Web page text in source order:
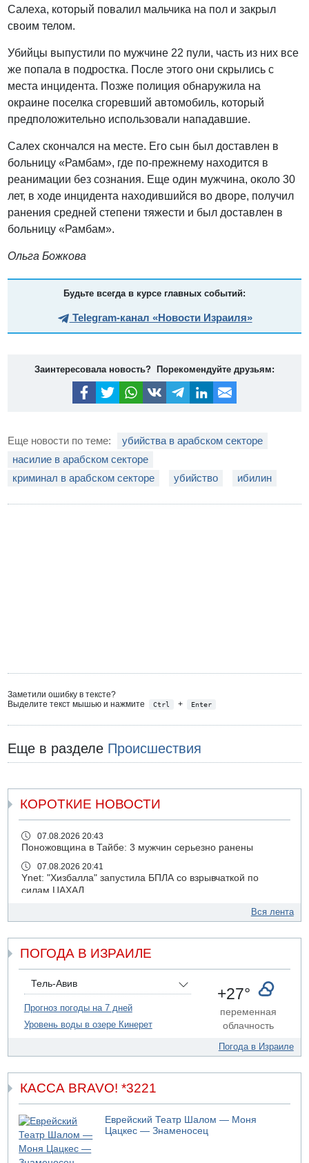
Салеха, который повалил мальчика на пол и закрыл
своим телом.
Убийцы выпустили по мужчине 22 пули, часть из них все
же попала в подростка. После этого они скрылись с
места инцидента. Позже полиция обнаружила на
окраине поселка сгоревший автомобиль, который
предположительно использовали нападавшие.
Салех скончался на месте. Его сын был доставлен в
больницу «Рамбам», где по-прежнему находится в
реанимации без сознания. Еще один мужчина, около 30
лет, в ходе инцидента находившийся во дворе, получил
ранения средней степени тяжести и был доставлен в
больницу «Рамбам».
Ольга Божкова
Будьте всегда в курсе главных событий:
Telegram-канал «Новости Израиля»
Заинтересовала новость? Порекомендуйте друзьям:
Еще новости по теме:
убийства в арабском секторе
насилие в арабском секторе
криминал в арабском секторе
убийство ибилин
Заметили ошибку в тексте?
Выделите текст мышью и нажмите
Ctrl + Enter
Еще в разделе Происшествия
КОРОТКИЕ НОВОСТИ
07.08.2026 20:43
Поножовщина в Тайбе: 3 мужчин серьезно ранены
07.08.2026 20:41
Ynet: "Хизбалла" запустила БПЛА со взрывчаткой по
силам ЦАХАЛ
ДТП в Ашдоде: тяжело ранены двое маленьких детей
07.08.2026 19:14
Скончался водитель, врезавшийся в стену в
Иерусалиме
07.08.2026 17:57
Подозреваемый в домогательствах в хостеле - Гильбоа
Дахан
07.08.2026 17:55
коррупционных отношениях с Йоавом Элиаси
для уклонистов-харедим
В Иерусалиме водитель врезался в забор и серьезно
пострадал
07.08.2026 13:47
Вся лента
ПОГОДА В ИЗРАИЛЕ
Тель-Авив
Прогноз погоды на 7 дней
Уровень воды в озере Кинерет
+27°
переменная
облачность
Погода в Израиле
КАССА BRAVO! *3221
Еврейский Театр Шалом — Моня
Цацкес — Знаменосец